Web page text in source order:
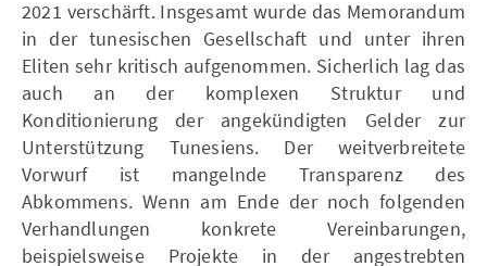
2021 verschärft. Insgesamt wurde das Memorandum
in der tunesischen Gesellschaft und unter ihren
Eliten sehr kritisch aufgenommen. Sicherlich lag das
auch an der komplexen Struktur und
Konditionierung der angekündigten Gelder zur
Unterstützung Tunesiens. Der weitverbreitete
Vorwurf ist mangelnde Transparenz des
Abkommens. Wenn am Ende der noch folgenden
Verhandlungen konkrete Vereinbarungen,
beispielsweise Projekte in der angestrebten